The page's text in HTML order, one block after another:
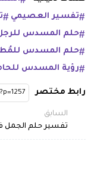
تفسير العصيمي
حلم المسدس
حلم المسدس
رؤية المسدس
رابط مختصر
السابق
تفسير حلم الجمل